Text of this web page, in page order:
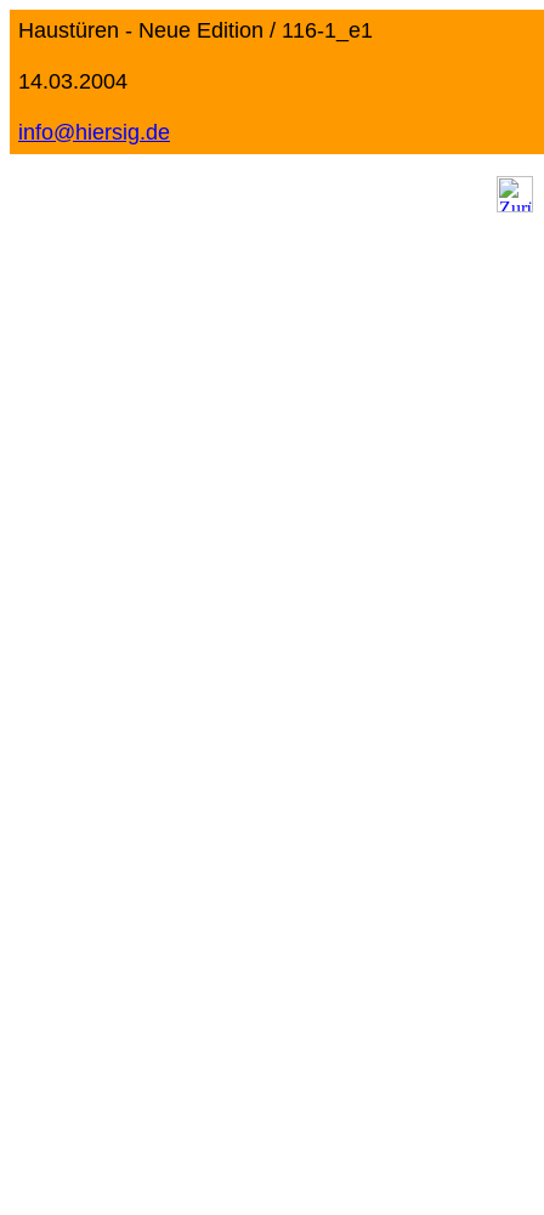
Haustüren - Neue Edition / 116-1_e1
14.03.2004
info@hiersig.de